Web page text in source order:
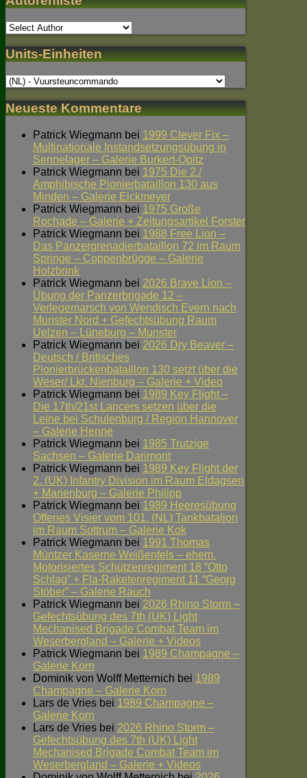
Units-Einheiten
Neueste Kommentare
Patrick Wiegmann bei 1999 Clever Fix –
Multinationale Instandsetzungsübung in
Sennelager – Galerie Burkert-Opitz
Patrick Wiegmann bei 1975 Die 2./
Amphibische Pionierbataillon 130 aus
Minden – Galerie Eickmeyer
Patrick Wiegmann bei 1975 Große
Rochade – Galerie + Zeitungsartikel Forster
Patrick Wiegmann bei 1988 Free Lion –
Das Panzergrenadierbataillon 72 im Raum
Springe – Coppenbrügge – Galerie
Holzbrink
Patrick Wiegmann bei 2026 Brave Lion –
Übung der Panzerbrigade 12 –
Verlegemarsch von Wendisch Evern nach
Munster Nord + Gefechtsübung Raum
Uelzen – Lüneburg – Munster
Patrick Wiegmann bei 2026 Dry Beaver –
Deutsch / Britisches
Pionierbrückenbataillon 130 setzt über die
Weser/ Lkr. Nienburg – Galerie + Video
Patrick Wiegmann bei 1989 Key Flight –
Die 17th/21st Lancers setzen über die
Leine bei Schulenburg / Region Hannover
– Galerie Henne
Patrick Wiegmann bei 1985 Trutzige
Sachsen – Galerie Darimont
Patrick Wiegmann bei 1989 Key Flight der
2. (UK) Infantry Division im Raum Eldagsen
+ Marienburg – Galerie Philipp
Patrick Wiegmann bei 1989 Heeresübung
Offenes Visier vom 101. (NL) Tankbataljon
im Raum Sottrum – Galerie Kok
Patrick Wiegmann bei 1991 Thomas
Müntzer Kaserne Weißenfels – ehem.
Motorisiertes Schützenregiment 18 “Otto
Schlag” + Fla-Raketenregiment 11 “Georg
Stöber” – Galerie Rauch
Patrick Wiegmann bei 2026 Rhino Storm –
Gefechtsübung des 7th (UK) Light
Mechanised Brigade Combat Team im
Weserbergland – Galerie + Videos
Patrick Wiegmann bei 1989 Champagne –
Galerie Korn
Dominik von Wolff Metternich bei 1989
Champagne – Galerie Korn
Lars de Vries bei 1989 Champagne –
Galerie Korn
Lars de Vries bei 2026 Rhino Storm –
Gefechtsübung des 7th (UK) Light
Mechanised Brigade Combat Team im
Weserbergland – Galerie + Videos